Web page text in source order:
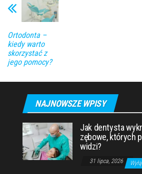
Ortodonta –
kiedy warto
skorzystać z
jego pomocy?
NAJNOWSZE WPISY
Jak dentysta
zębowe, których
widzi?
31 lipca, 2026